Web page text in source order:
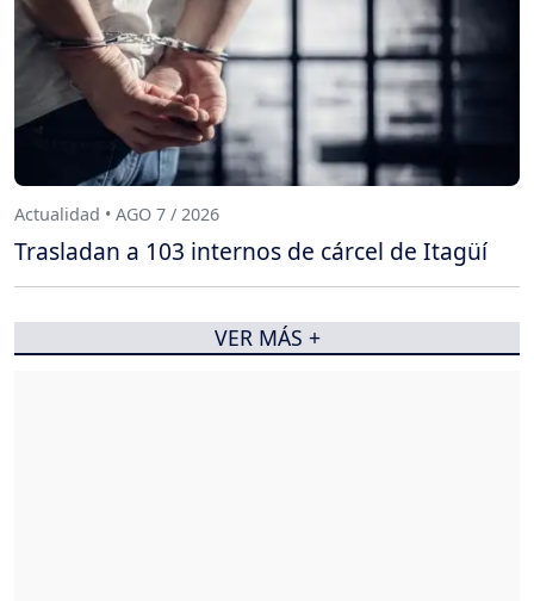
Actualidad • AGO 7 / 2026
Trasladan a 103 internos de cárcel de Itagüí
VER MÁS +